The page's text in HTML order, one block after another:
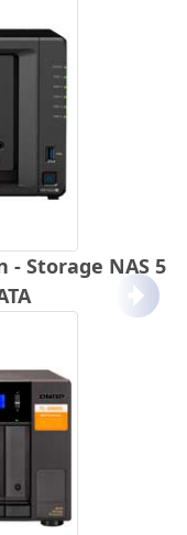
- Storage NAS 5